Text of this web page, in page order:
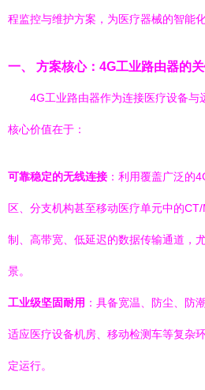
程监控与维护方案，为医疗器械的智能
一、 方案核心：4G工业路由器的
4G工业路由器作为连接医疗设备与
核心价值在于：
可靠稳定的无线连接 ：利用覆盖广泛的
区、分支机构甚至移动医疗单元中的
制、高带宽、低延迟的数据传输通道，
景。
工业级坚固耐用 ：具备宽温、防尘、防
适应医疗设备机房、移动检测车等复杂
定运行。